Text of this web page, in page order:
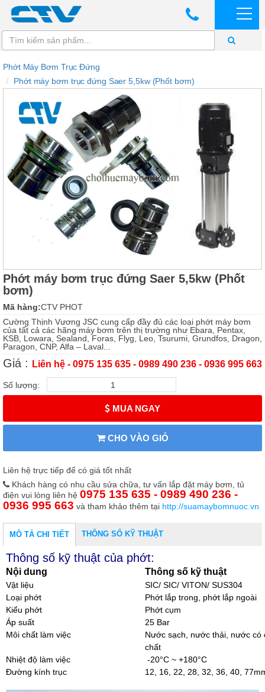
Phớt Máy Bơm Trục Đứng
Phớt máy bơm trục đứng Saer 5,5kw (Phốt bơm)
Phớt máy bơm trục đứng Saer 5,5kw (Phốt
bơm)
Mã hàng:CTV PHOT
Cường Thịnh Vương JSC cung cấp đầy đủ các loại phớt máy bơm
của tất cả các hãng máy bơm trên thị trường như Ebara, Pentax,
KSB, Lowara, Sealand, Foras, Flyg, Leo, Tsurumi, Grundfos, Dragon,
Paragon, CNP, Alfa – Laval...
Giá : Liên hệ - 0975 135 635 - 0989 490 236 - 0936 995 663
Số lượng:
MUA NGAY
CHO VÀO GIỎ
Liên hệ trực tiếp để có giá tốt nhất
Khách hàng có nhu cầu sửa chữa, tư vấn lắp đặt máy bơm, tủ
điện vui lòng liên hệ 0975 135 635 - 0989 490 236 -
0936 995 663 và tham khảo thêm tại http://suamaybomnuoc.vn
MÔ TẢ CHI TIẾT THÔNG SỐ KỸ THUẬT
Thông số kỹ thuật của phớt:
Nội dung Thông số kỹ thuật
Vật liệu
SIC/ SIC/ VITON/ SUS304
Loại phớt
Phớt lắp trong, phớt lắp ngoài
Kiểu phớt
Phớt cụm
Áp suất
25 Bar
Môi chất làm việc
Nước sạch, nước thải, nước có
chất
Nhiệt độ làm việc
-20°C ~ +180°C
Đường kính trục
12, 16, 22, 28, 32, 36, 40,